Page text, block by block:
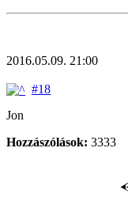
2016.05.09. 21:00
#18
Jon
Hozzászólások: 3333